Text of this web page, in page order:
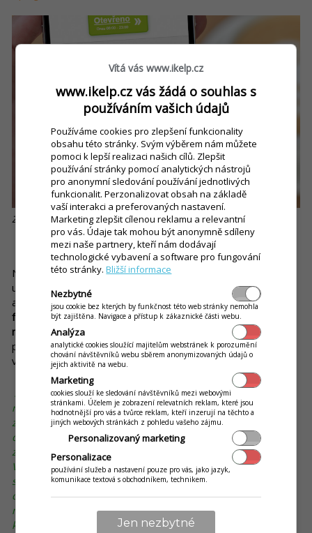
Zdroj: iKelp
Jak na to?
Nejpraktičtějším způsobem, jak si zajistit zmíněné výhody, je
určitě software, který je dokáže zastřešit rovnou všechny. No
a bonusem by bylo, kdyby takový nástroj dokázal zároveň
fungovat i jakoevidence skladových zásob, pokladní systém
nebo mobilní číšník
. Pokud najdete takový systém, s největší
pravděpodobností se stane jedním z nejdůležitějších prvků
vašeho úspěšného podnikání.
Náš tip: VyzkoušejteiKelp POS Mobile– software pro
restaurace, kavárny, bary a terasy. Zatímco vašim hostům a
zákazníkům dokáže zpříjemnit jejich pobyt u vás, resp.
online objednávání z vaší stránky, tak vám a vašim
zaměstnancům usnadní mnoho pracovních postupů.
Výsledkem vašeho spojení s moderním iKelp POS Mobile
systémem budouspokojení zákazníci s vysokými tržbami
co je na tom nejlepší? Obsluhování iKelp POS Mobile je
nesmírně jednoduché a intuitivní. Paradoxně ho tak zvládne
kdokoli – i bez větších technických dovedností.
Vítá vás www.ikelp.cz
www.ikelp.cz vás žádá o souhlas s
používáním vašich údajů
Používáme cookies pro zlepšení funkcionality
obsahu této stránky. Svým výběrem nám můžete
pomoci k lepší realizaci našich cílů. Zlepšit
používání stránky pomocí analytických nástrojů
pro anonymní sledování používání jednotlivých
funkcionalit. Perzonalizovat obsah na základě
vaší interakci a preferovaných nastavení.
Marketing zlepšit cílenou reklamu a relevantní
pro vás. Údaje tak mohou být anonymně sdíleny
mezi naše partnery, kteří nám dodávají
technologické vybavení a software pro fungování
této stránky.Bližší informace
Nezbytné
jsou cookie bez kterých by funkčnost této web stránky nemohla
být zajištěna. Navigace a přístup k zákaznické části webu.
Analýza
analytické cookies sloužící majitelům webstránek k porozumění
chování návštěvníků webu sběrem anonymizovaných údajů o
jejich aktivitě na webu.
Marketing
cookies slouží ke sledování návštěvníků mezi webovými
stránkami. Účelem je zobrazení relevatních reklam, které jsou
hodnotnější pro vás a tvůrce reklam, kteří inzerují na těchto a
jiných webových stránkách z pohledu vašeho zájmu.
Personalizovaný marketing
Personalizace
používání služeb a nastavení pouze pro vás, jako jazyk,
komunikace textová s obchodníkem, technikem.
Jen nezbytné